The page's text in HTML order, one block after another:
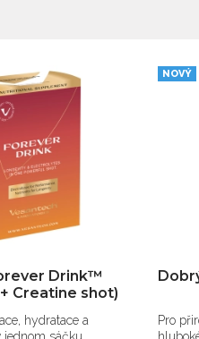
Drink™
Creatine shot)
hydratace a
NOVÝ
Pro